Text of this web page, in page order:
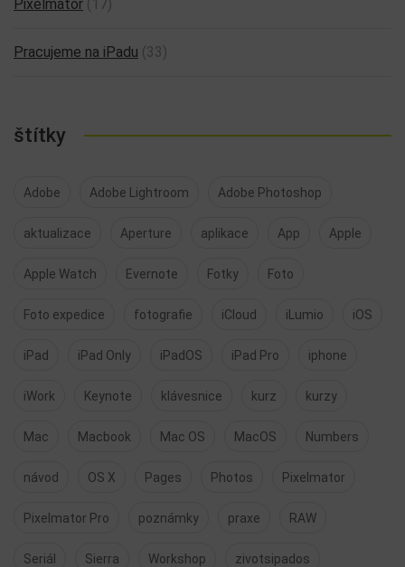
Pixelmator (17)
Pracujeme na iPadu (33)
štítky
Adobe Adobe Lightroom Adobe Photoshop
aktualizace Aperture aplikace App Apple
Apple Watch Evernote Fotky Foto
Foto expedice fotografie iCloud iLumio iOS
iPad iPad Only iPadOS iPad Pro iphone
iWork Keynote klávesnice kurz kurzy
Mac Macbook Mac OS MacOS Numbers
návod OS X Pages Photos Pixelmator
Pixelmator Pro poznámky praxe RAW
Seriál Sierra Workshop zivotsipados